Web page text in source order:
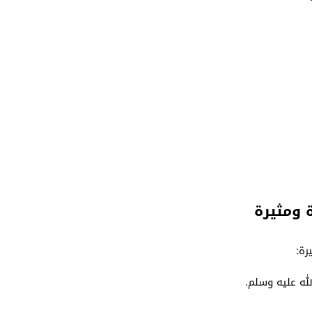
ومثيرة
عليه وسلم.